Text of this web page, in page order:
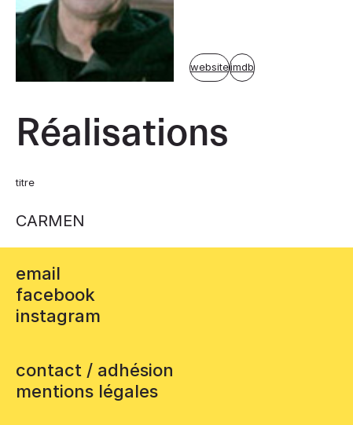
websiteimdb
Réalisations
titre
CARMEN
email
facebook
instagram
contact / adhésion
mentions légales